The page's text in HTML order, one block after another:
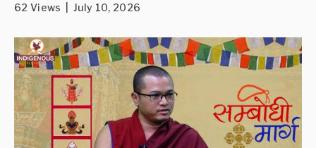
62 Views | July 10, 2026